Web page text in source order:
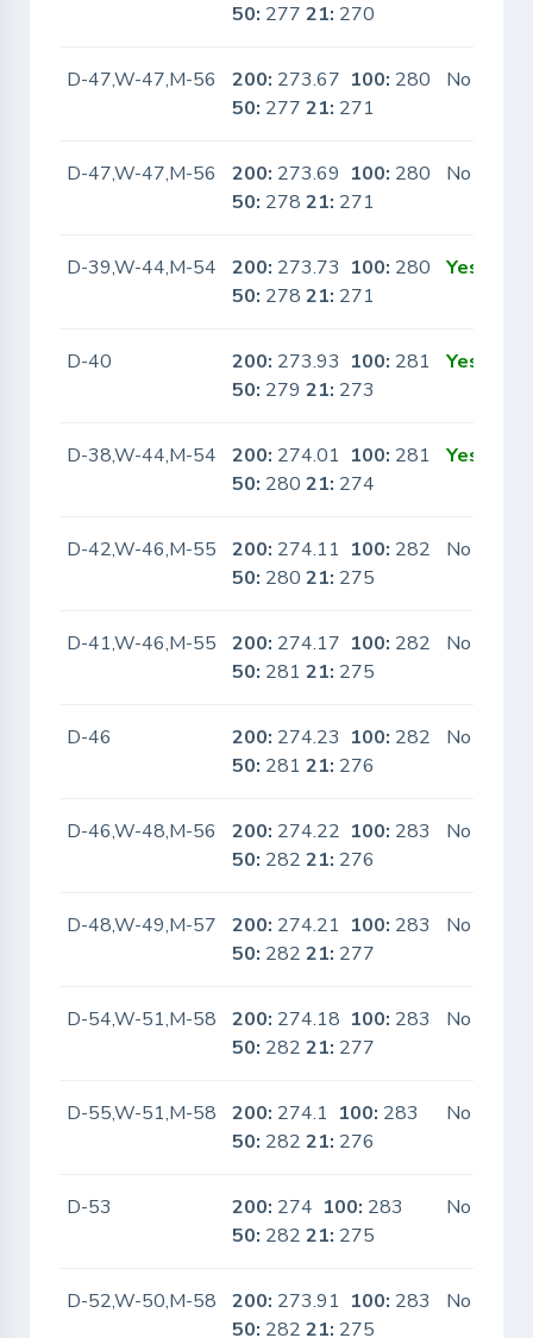
50: 27721: 270
D-47,W-47,M-56 200: 273.67 100: 280
50: 27721: 271
No
D-47,W-47,M-56 200: 273.69 100: 280
50: 27821: 271
No
D-39,W-44,M-54 200: 273.73 100: 280
50: 27821: 271
Yes
D-40 200: 273.93 100: 281
50: 27921: 273
Yes
D-38,W-44,M-54 200: 274.01 100: 281
50: 28021: 274
Yes
D-42,W-46,M-55 200: 274.11 100: 282
50: 28021: 275
No
D-41,W-46,M-55 200: 274.17 100: 282
50: 28121: 275
No
D-46 200: 274.23 100: 282
50: 28121: 276
No
D-46,W-48,M-56 200: 274.22 100: 283
50: 28221: 276
No
D-48,W-49,M-57 200: 274.21 100: 283
50: 28221: 277
No
D-54,W-51,M-58 200: 274.18 100: 283
50: 28221: 277
No
D-55,W-51,M-58 200: 274.1 100: 283
50: 28221: 276
No
D-53 200: 274 100: 283
50: 28221: 275
No
D-52,W-50,M-58 200: 273.91 100: 283
50: 28221: 275
No